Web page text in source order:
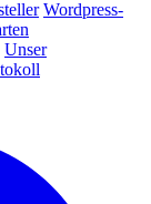
Wordpress-
Unser